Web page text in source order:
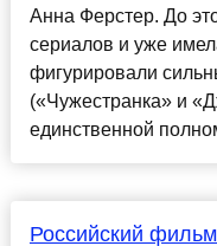
Анна Ферстер. До
сериалов и уже
фигурировали
(«Чужестранка» и
единственной
Российский